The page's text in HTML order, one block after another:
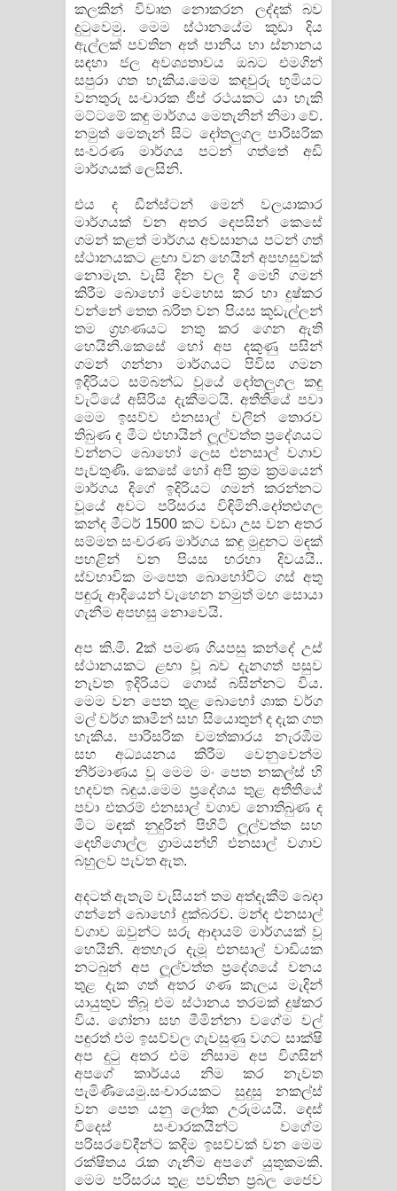
කලකින් විවෘත නොකරන ලද්දක් බව
දුටුවෙමු. මෙම ස්ථානයේම කුඩා දිය
ඇල්ලක් පවතින අත් පානීය හා ස්නානය
සඳහා ජල අවශ්‍යතාවය ඔබට එමගින්
සපුරා ගත හැකිය.මෙම කඳවුරු භූමියට
වනතුරු සංචාරක ජීප් රථයකට යා හැකි
මට්ටමේ කඳු මාර්ගය මෙතැනින් නිමා වේ.
නමුත් මෙතැන් සිට දෝතලුගල පාරිසරික
සංවරණ මාර්ගය පටන් ගත්තේ අඩි
මාර්ගයක් ලෙසිනි.
එය ද ඩීන්ස්ටන් මෙන් වලයාකාර
මාර්ගයක් වන අතර දෙපසින් කෙ​සේ
ගමන් කළත් මාර්ගය අවසානය පටන් ගත්
ස්ථානයකට ළඟා වන හෙයින් අපහසුවක්
නොමැත. වැසි දින වල දී මෙහි ගමන්
කිරීම බොහෝ වෙහෙස කර හා දුෂ්කර
වන්නේ තෙත බරිත වන පියස කූඩැල්ලන්
තම ග්‍රහණයට නතු කර ගෙන ඇති
හෙයිනි.කෙසේ හෝ අප දකුණු පසින්
ගමන් ගන්නා මාර්ගයට පිවිස ගමන
ඉදිරියට සම්බන්ධ වූයේ දෝතලුගල කඳු
වැටියේ අසිරිය දැකීමටයි. අතීතියේ පවා
මෙම ඉසව්ව එනසාල් වලින් තොරව
තිබුණ ද මීට එහායින් ලූල්වත්ත ප්‍රදේශයට
වන්නට බොහෝ ලෙස එනසාල් වගාව
පැවතුණි. කෙසේ හෝ අපි ක්‍රම ක්‍රමයෙන්
මාර්ගය දිගේ ඉදිරියට ගමන් කරන්නට
වූයේ අවට පරිසරය විඳිමිනි.දෝතළුගල
කන්ද මීටර් 1500 කට වඩා උස වන අතර
සම්මත සංචරණ මාර්ගය කඳු මුදුනට මඳක්
පහළින් වන පියස හරහා දිවයයි..
ස්වභාවික මංපෙත බොහෝවිට ගස් අතු
පඳුරු ආදියෙන් වැහෙන නමුත් මඟ සොයා
ගැනීම අපහසු නොවෙයි.
අප කි.මී. 2ක් පමණ ගියපසු කන්දේ උස්
ස්ථානයකට ළඟා වූ බව දැනගත් පසුව
නැවත ඉදිරියට ගොස් බසින්නට විය.
මෙම වන පෙත තුළ බොහෝ ශාක වර්ග
මල් වර්ග කෘමීන් සහ සියොතුන් ද දැක ගත
හැකිය. පාරිසරික චමත්කාරය නැරඹීම
සහ අධ්‍යයනය කිරීම වෙනුවෙන්ම
නිර්මාණය වූ මෙම මං පෙත නකල්ස් හි
හදවත බඳුය.මෙම ප්‍රදේශය තුළ අතීතියේ
පවා එතරම් එනසාල් වගාව නොතිබුණ ද
මිට මඳක් නුදුරින් පිහිටි ලූල්වත්ත සහ
දෙහිගොල්ල ග්‍රාමයන්හි එනසාල් වගාව
බහුලව පැවත ඇත.
අදටත් ඇතැම් වැසියන් තම අත්දැකීම් බෙදා
ගන්නේ බොහෝ දුක්බරව. මන්ද එනසාල්
වගාව ඔවුන්ට සරු ආදායම් මාර්ගයක් වූ
හෙයිනි. අතහැර දැමූ එනසාල් වාඩියක
නටබුන් අප ලූල්වත්ත ප්‍රදේශයේ වනය
තුළ දැක ගත් අතර ගණ කැලය මැදින්
යායුතුව තිබූ එම ස්ථානය තරමක් දුෂ්කර
විය. ගෝනා සහ මීමින්නා වගේම වල්
පඳුරත් එම ඉසව්වල ගැවසුණු වගට සාක්ෂි
අප දුටු අතර එම නිසාම අප විගසින්
අපගේ කාර්යය නිම කර නැවත
පැමිණියෙමු.සංචාරයකට සුදුසු නකල්ස්
වන පෙත යනු ලෝක උරුමයයි. දෙස්
විදෙස් සංචාරකයින්ට වගේම
පරිසරවේදීන්ට කදිම ඉසව්වක් වන මෙම
රක්ෂිතය රැක ගැනීම අපගේ යුතුකමකි.
මෙම පරිසරය තුළ පවතින ප්‍රබල ජෛව